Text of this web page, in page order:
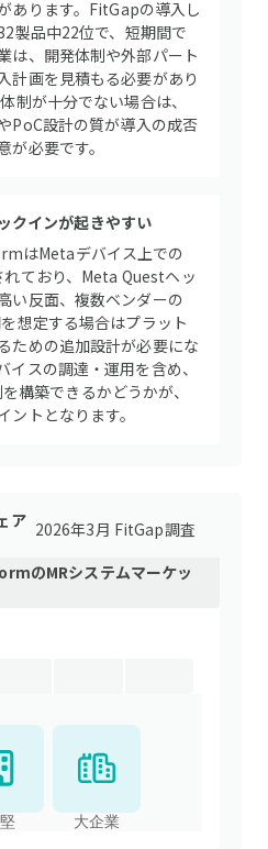
あります。FitGapの導入し
製品中22位で、短期間で
は、開発体制や外部パート
計画を見積もる必要があり
制が十分でない場合は、
PoC設計の質が導入の成否
が必要です。
インが起きやすい
はMetaデバイス上での
ており、Meta Questヘッ
い反面、複数ベンダーの
想定する場合はプラット
ための追加設計が必要にな
イスの調達・運用を含め、
構築できるかどうかが、
ントとなります。
ア 2026年3月 FitGap調査
のMRシステムマーケッ
大企業